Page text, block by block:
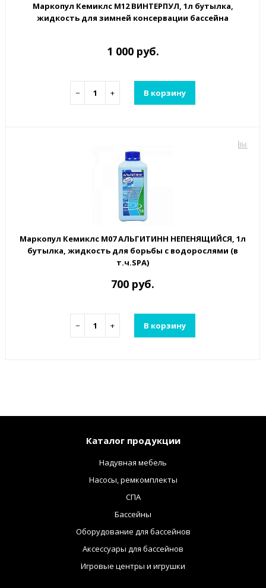
Маркопул Кемиклс М12 ВИНТЕРПУЛ, 1л бутылка,
жидкость для зимней консервации бассейна
1 000 руб.
− + В корзину
Маркопул Кемиклс М07 АЛЬГИТИНН НЕПЕНЯЩИЙСЯ, 1л
бутылка, жидкость для борьбы с водорослями (в
т.ч.SPA)
700 руб.
− + В корзину
Каталог продукции
Надувная мебель
Насосы, ремкомплекты
СПА
Бассейны
Оборудование для бассейнов
Аксессуары для бассейнов
Игровые центры и игрушки